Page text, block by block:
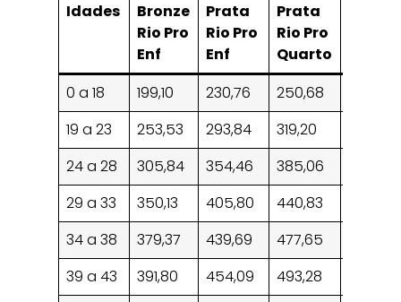
Idades
Bronze
Rio Pro
Enf
Prata
Rio Pro
Enf
Prata
Rio Pro
Quarto
0 a 18
199,10 230,76 250,68
19 a 23
253,53 293,84 319,20
24 a 28
305,84 354,46 385,06
29 a 33
350,13 405,80 440,83
34 a 38
379,37 439,69 477,65
39 a 43
391,80 454,09 493,28